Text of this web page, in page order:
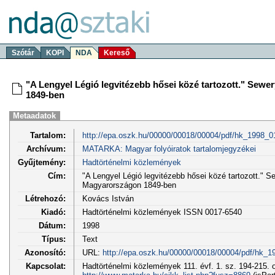
Szótár KOPI NDA Kereső
"A Lengyel Légió legvitézebb hősei közé tartozott."
1849-ben
Metaadatok
Tartalom:
http://epa.oszk.hu/00000/00018/00004/pdf/
Archívum:
MATARKA: Magyar folyóiratok tartalomjegyzékei
Gyűjtemény:
Hadtörténelmi közlemények
Cím:
"A Lengyel Légió legvitézebb hősei közé tartozott."
Magyarországon 1849-ben
Létrehozó:
Kovács István
Kiadó:
Hadtörténelmi közlemények ISSN 0017-6540
Dátum:
1998
Típus:
Text
Azonosító:
URL: http://epa.oszk.hu/00000/00018/00004/pdf/
Kapcsolat:
Hadtörténelmi közlemények 111. évf. 1. sz. 194-215.